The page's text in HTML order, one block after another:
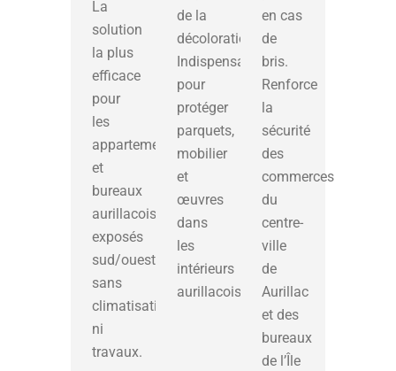
La
solution
la plus
efficace
pour
les
appartements
et
bureaux
aurillacois
exposés
sud/ouest,
sans
climatisation
ni
travaux.
de la
décoloration.
Indispensable
pour
protéger
parquets,
mobilier
et
œuvres
dans
les
intérieurs
aurillacois.
en cas
de
bris.
Renforce
la
sécurité
des
commerces
du
centre-
ville
de
Aurillac
et des
bureaux
de l’Île